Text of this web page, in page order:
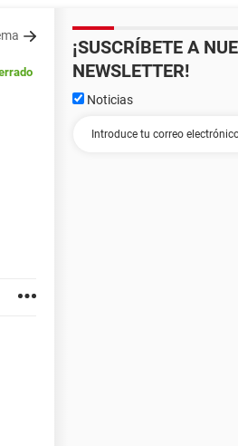
¡SUSCRÍBETE A
NEWSLETTER!
Noticias